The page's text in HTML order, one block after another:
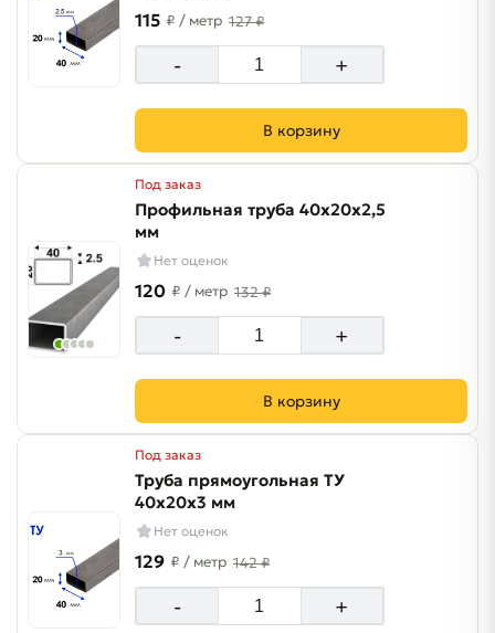
115 ₽ / метр 127 ₽
- +
В корзину
Под заказ
Профильная труба 40х20х2,5
мм
Нет оценок
120 ₽ / метр 132 ₽
- +
В корзину
Под заказ
Труба прямоугольная ТУ
40х20х3 мм
Нет оценок
129 ₽ / метр 142 ₽
- +